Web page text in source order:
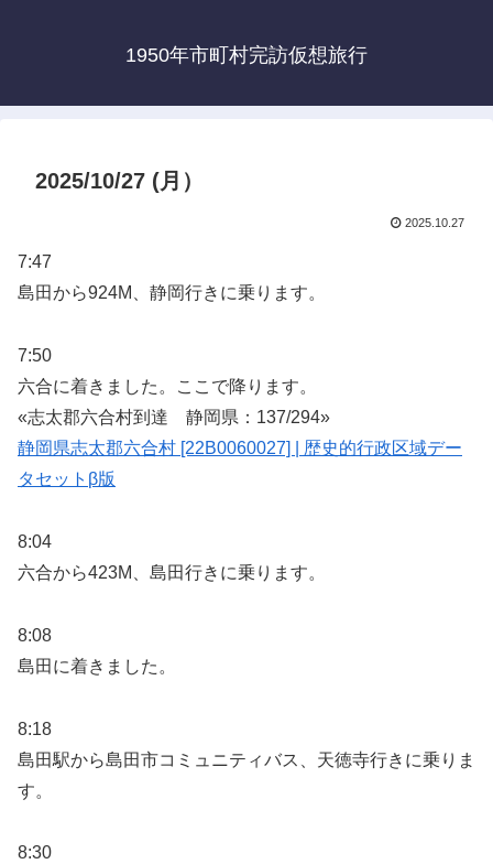
1950年市町村完訪仮想旅行
2025/10/27 (月）
2025.10.27
7:47
島田から924M、静岡行きに乗ります。
7:50
六合に着きました。ここで降ります。
«志太郡六合村到達 静岡県：137/294»
静岡県志太郡六合村 [22B0060027] | 歴史的行政区域デー
タセットβ版
8:04
六合から423M、島田行きに乗ります。
8:08
島田に着きました。
8:18
島田駅から島田市コミュニティバス、天徳寺行きに乗りま
す。
8:30